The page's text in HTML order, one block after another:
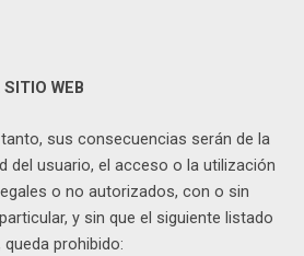
WEB
sus consecuencias serán de la
del usuario, el acceso o la utilización
o no autorizados, con o sin
y sin que el siguiente listado
prohibido: